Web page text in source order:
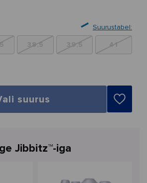
Suurustabel:
38,5 39,5 41
suurus
Jibbitz™-iga